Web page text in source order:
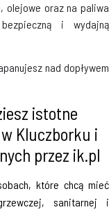
olejowe oraz na paliwa
i wydajną
nad dopływem
istotne
Kluczborku i
przez ik.pl
które chcą mieć
sanitarnej i